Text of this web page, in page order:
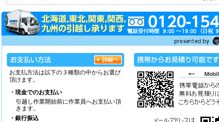
お支払方法は以下の３種類の中からお選び
頂けます。
・現金でのお支払い
引越し作業開始前に作業員へお支払い頂
きます。
・銀行振込